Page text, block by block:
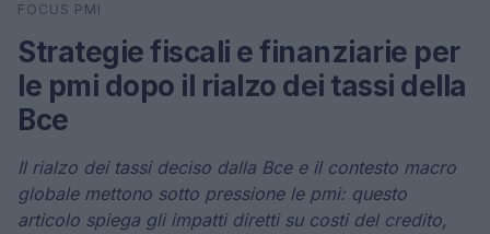
Cerca
FOCUS PMI
Strategie fiscali e finanziarie per
le pmi dopo il rialzo dei tassi della
Bce
Il rialzo dei tassi deciso dalla Bce e il contesto macro
globale mettono sotto pressione le pmi: questo
articolo spiega gli impatti diretti su costi del credito,